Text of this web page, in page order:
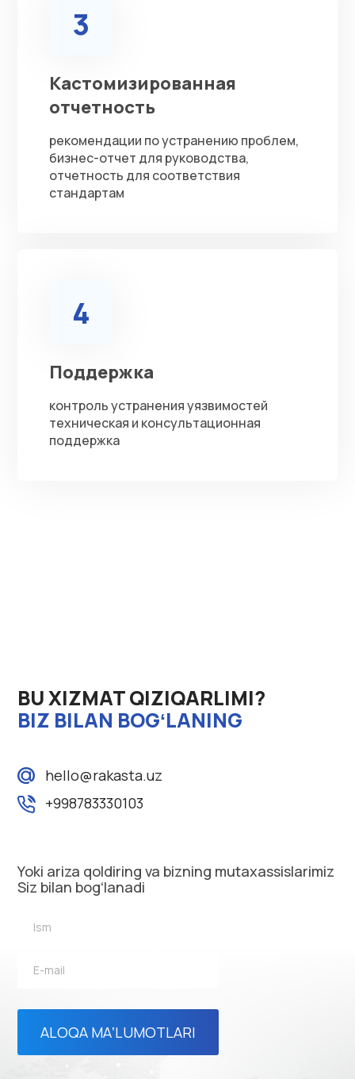
3
Кастомизированная
отчетность
рекомендации по устранению проблем,
бизнес-отчет для руководства,
отчетность для соответствия
стандартам
4
Поддержка
контроль устранения уязвимостей
техническая и консультационная
поддержка
BU XIZMAT QIZIQARLIMI?
BIZ BILAN BOGʻLANING
hello@rakasta.uz
+998783330103
Yoki ariza qoldiring va bizning mutaxassislarimiz
Siz bilan bogʻlanadi